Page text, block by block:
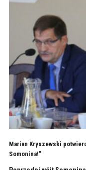
Marian Kryszewski
Somonina!”